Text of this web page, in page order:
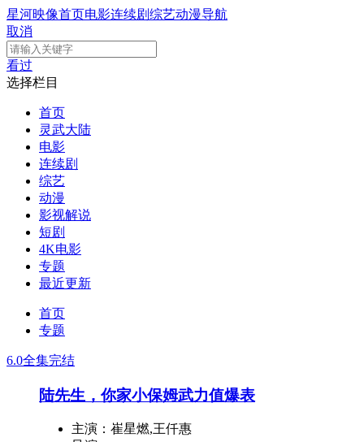
星河映像首页电影连续剧综艺动漫导航
取消
看过
选择栏目
首页
灵武大陆
电影
连续剧
综艺
动漫
影视解说
短剧
4K电影
专题
最近更新
首页
专题
6.0全集完结
陆先生，你家小保姆武力值爆表
主演： 崔星燃,王仟惠